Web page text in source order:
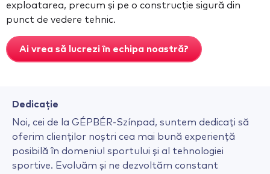
exploatarea, precum și pe o construcție sigură din
punct de vedere tehnic.
Ai vrea să lucrezi în echipa noastră?
Dedicație
Noi, cei de la GÉPBÉR-Színpad, suntem dedicați să
oferim clienților noștri cea mai bună experiență
posibilă în domeniul sportului și al tehnologiei
sportive. Evoluăm și ne dezvoltăm constant